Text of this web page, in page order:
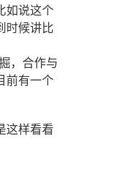
如说这个
时候讲比
，合作与
前有一个
样看看